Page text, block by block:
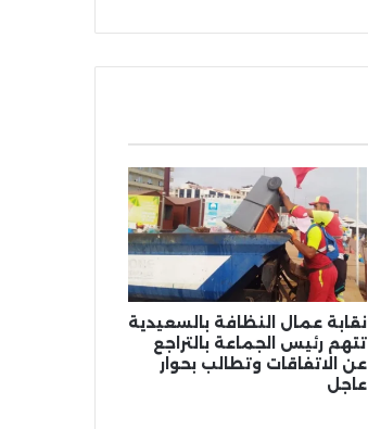
نقابة عمال النظافة بالسعيدية
تتهم رئيس الجماعة بالتراجع
عن الاتفاقات وتطالب بحوار
عاجل